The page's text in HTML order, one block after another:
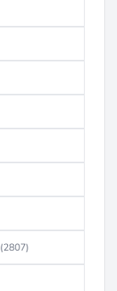
(2807)